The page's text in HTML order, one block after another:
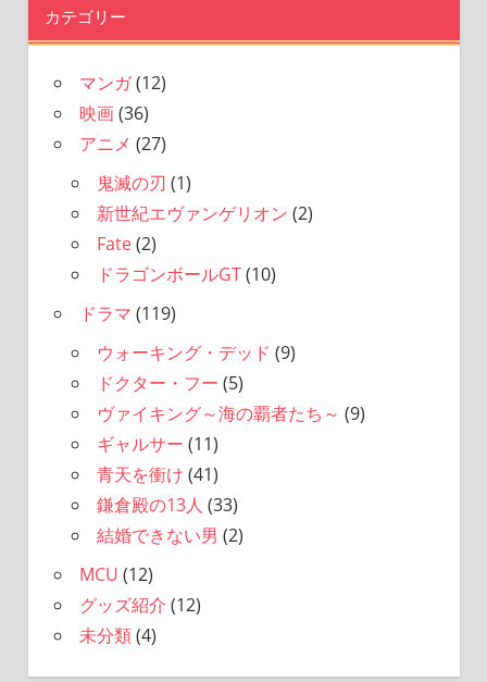
カテゴリー
マンガ(12)
映画(36)
アニメ (27)
鬼滅の刃 (1)
新世紀エヴァンゲリオン (2)
Fate(2)
ドラゴンボールGT(10)
ドラマ (119)
ウォーキング・デッド (9)
ドクター・フー (5)
ヴァイキング～海の覇者たち～ (9)
ギャルサー (11)
青天を衝け (41)
鎌倉殿の13人 (33)
結婚できない男 (2)
MCU (12)
グッズ紹介 (12)
未分類(4)